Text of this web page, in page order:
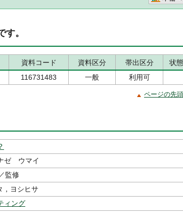
す。
資料コード 資料区分 帯出区分
状態
116731483 一般 利用可
ページの先
ウマイ
／監修
，ヨシヒサ
ィング